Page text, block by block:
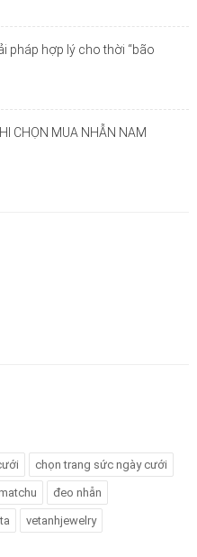
pháp hợp lý cho thời “bão
CHỌN MUA NHẪN NAM
chọn trang sức ngày cưới
đeo nhẫn
vetanhjewelry